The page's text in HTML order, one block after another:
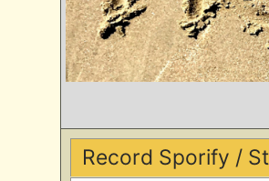
Record Sporify /